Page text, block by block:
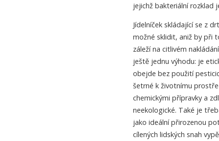
jejichž bakteriální rozklad
Jídelníček skládající se z
možné sklidit, aniž by při
záleží na citlivém
ještě jednu výhodu: je
obejde bez použití
šetrné k životnímu
chemickými přípravky a
neekologické. Také je
jako ideální přirozenou
cílených lidských snah